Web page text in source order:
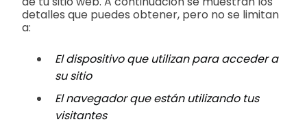
detalles que puedes obtener, pero no se limitan
a:
El dispositivo que utilizan para acceder a
su sitio
El navegador que están utilizando tus
visitantes